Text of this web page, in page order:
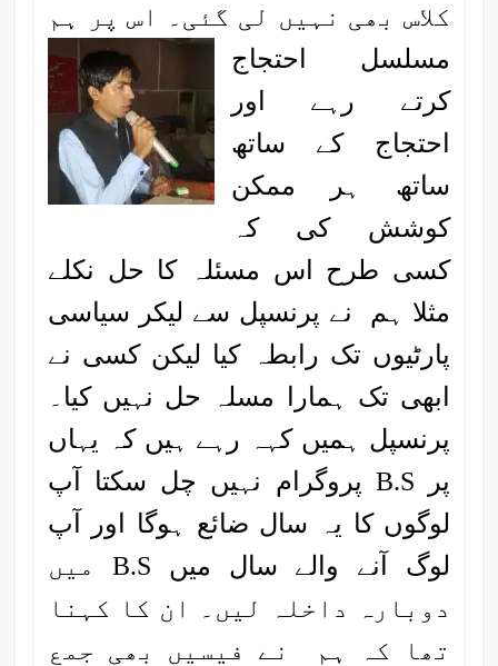
کلاس بھی نہیں لی گئی۔ اس پر ہم
مسلسل احتجاج
کرتے رہے اور
احتجاج کے ساتھ
ساتھ ہر ممکن
کوشش کی کہ
کسی طرح اس مسئلہ کا حل نکلے
مثلا ہم نے پرنسپل سے لیکر سیاسی
پارٹیوں تک رابطہ کیا لیکن کسی نے
ابھی تک ہمارا مسلہ حل نہیں کیا۔
پرنسپل ہمیں کہہ رہے ہیں کہ یہاں
پر B.S پروگرام نہیں چل سکتا آپ
لوگوں کا یہ سال ضائع ہوگا اور آپ
لوگ آنے والے سال میں B.S میں
دوبارہ داخلہ لیں۔ ان کا کہنا
تھا کہ ہم نے فیسیں بھی جمع